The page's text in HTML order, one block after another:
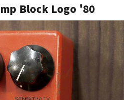
アコギ/エレアコ
ウクレレ
Block Logo '80